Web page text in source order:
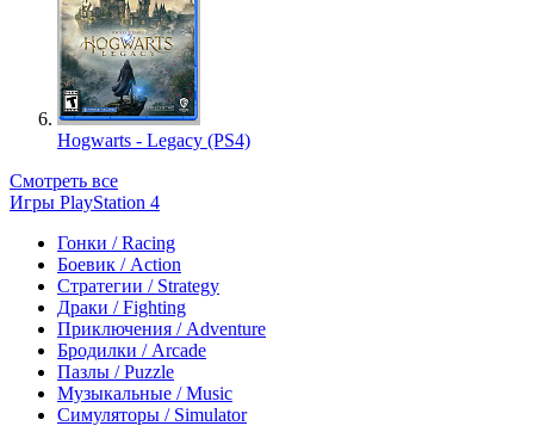
Hogwarts - Legacy (PS4)
Смотреть все
Игры PlayStation 4
Гонки / Racing
Боевик / Action
Стратегии / Strategy
Драки / Fighting
Приключения / Adventure
Бродилки / Arcade
Пазлы / Puzzle
Музыкальные / Music
Симуляторы / Simulator